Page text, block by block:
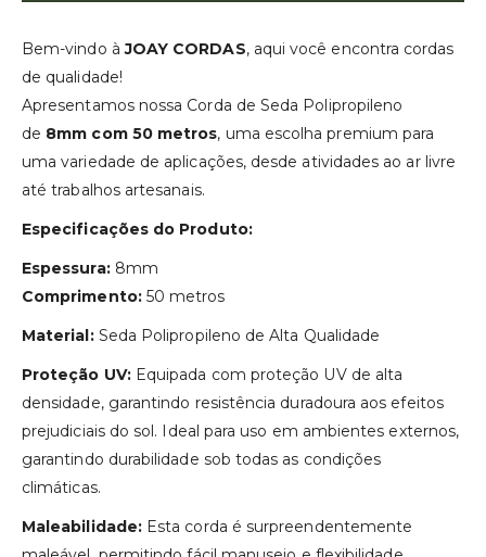
Bem-vindo àJOAY CORDAS, aqui você encontra cordas
de qualidade!
Apresentamos nossa Corda de Seda Polipropileno
de 8mm com 50 metros, uma escolha premium para
uma variedade de aplicações, desde atividades ao ar livre
até trabalhos artesanais.
Especificações do Produto:
Espessura:8mm
Comprimento:50 metros
Material:Seda Polipropileno de Alta Qualidade
Proteção UV:Equipada com proteção UV de alta
densidade, garantindo resistência duradoura aos efeitos
prejudiciais do sol. Ideal para uso em ambientes externos,
garantindo durabilidade sob todas as condições
climáticas.
Maleabilidade:Esta corda é surpreendentemente